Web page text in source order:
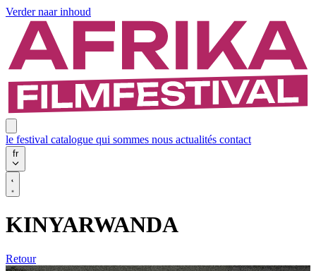
Verder naar inhoud
le festival catalogue qui sommes nous actualités contact
fr
KINYARWANDA
Retour